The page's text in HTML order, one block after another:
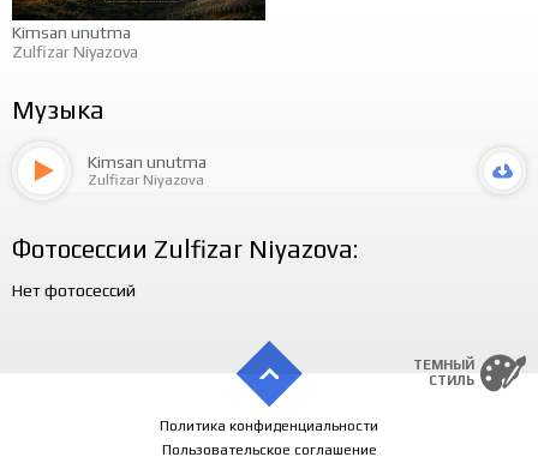
Kimsan unutma
Zulfizar Niyazova
Музыка
Kimsan unutma
Zulfizar Niyazova
Фотосессии Zulfizar Niyazova:
Нет фотосессий
ТЕМНЫЙ
СТИЛЬ
Политика конфиденциальности
Пользовательское соглашение